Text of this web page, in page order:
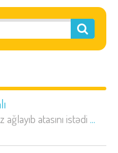
atasını istədi ...